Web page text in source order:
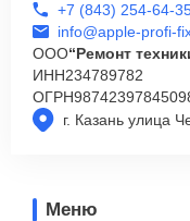
г. Казань улица
+7 (843) 254-64-
info@apple-profi-
ООО“Ремонт
ИНН234789782
ОГРН
Меню